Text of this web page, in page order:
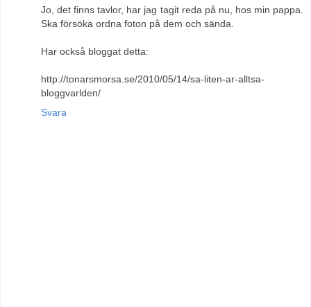
Jo, det finns tavlor, har jag tagit reda på nu, hos min pappa.
Ska försöka ordna foton på dem och sända.
Har också bloggat detta:
http://tonarsmorsa.se/2010/05/14/sa-liten-ar-alltsa-
bloggvarlden/
Svara